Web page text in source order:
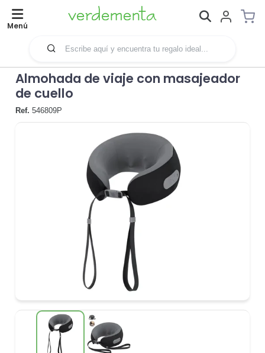
Menú
Almohada de viaje con masajeador
de cuello
Ref. 546809P